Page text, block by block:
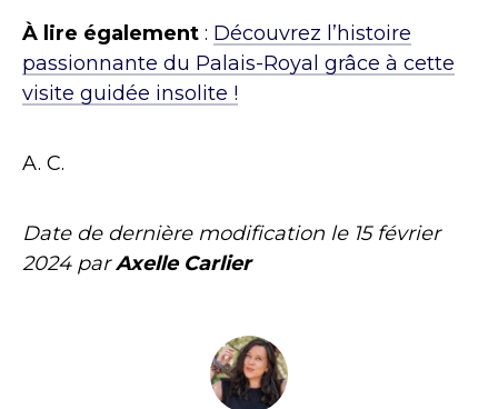
À lire également : Découvrez l’histoire
passionnante du Palais-Royal grâce à cette
visite guidée insolite !
A. C.
Date de dernière modification le 15 février
2024 parAxelle Carlier